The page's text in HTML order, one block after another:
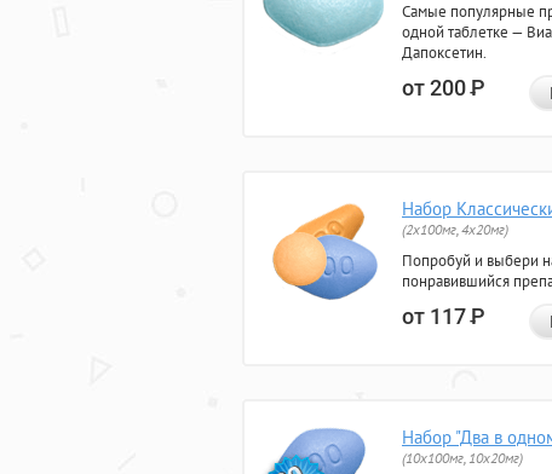
Самые популярные
одной таблетке —
Дапоксетин.
от 200Р
Набор
(2x100мг, 4x20мг)
Попробуй и выбери
понравившийся
от 117Р
Набор "Два в
(10x100мг, 10x20мг)